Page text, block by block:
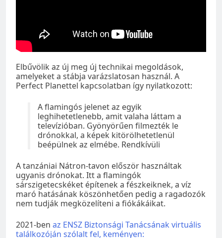
Elbűvölik az új meg új technikai megoldások,
amelyeket a stábja varázslatosan használ. A
Perfect Planettel kapcsolatban így nyilatkozott:
A flamingós jelenet az egyik
leghihetetlenebb, amit valaha láttam a
televízióban. Gyönyörűen filmezték le
drónokkal, a képek kitörölhetetlenül
beépülnek az elmébe. Rendkívüli
A tanzániai Nátron-tavon először használtak
ugyanis drónokat. Itt a flamingók
sárszigetecskéket építenek a fészkeiknek, a víz
maró hatásának köszönhetően pedig a ragadozók
nem tudják megközelíteni a fiókákáikat.
2021-ben az ENSZ Biztonsági Tanácsának virtuális
találkozóján szólalt fel, keményen: